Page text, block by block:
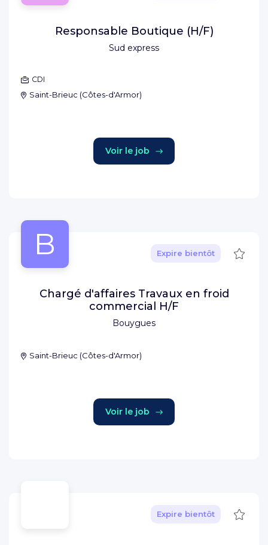
Sud express
Responsable Boutique (H/F)
CDI
Saint-Brieuc (Côtes-d'Armor)
Voir le job
B
Bouygues
Expire bientôt
Chargé d'affaires Travaux en froid
commercial H/F
Saint-Brieuc (Côtes-d'Armor)
Voir le job
Expire bientôt